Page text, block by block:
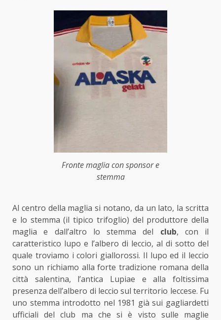
Fronte maglia con sponsor e
stemma
Al centro della maglia si notano, da un lato, la scritta
e lo stemma (il tipico trifoglio) del produttore della
maglia e dall’altro lo stemma del club, con il
caratteristico lupo e l’albero di leccio, al di sotto del
quale troviamo i colori giallorossi. Il lupo ed il leccio
sono un richiamo alla forte tradizione romana della
città salentina, l’antica Lupiae e alla foltissima
presenza dell’albero di leccio sul territorio leccese. Fu
uno stemma introdotto nel 1981 già sui gagliardetti
ufficiali del club ma che si è visto sulle maglie